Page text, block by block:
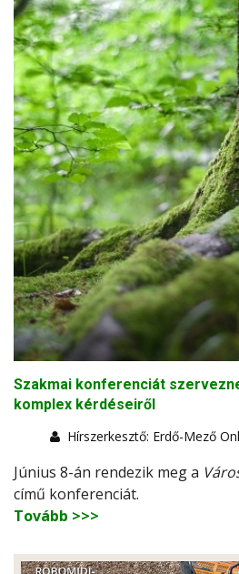
Szakmai konferenciát
komplex kérdéseiről
Hírszerkesztő: Erdő-Mező
Június 8-án rendezik meg a
című konferenciát.
Tovább >>>